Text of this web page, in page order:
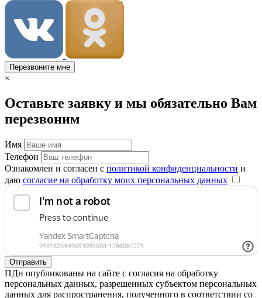
Перезвоните мне
×
Оставьте заявку и мы обязательно Вам
перезвоним
Имя
Телефон
Ознакомлен и согласен с политикой конфиденциальности и
даю согласие на обработку моих персональных данных
Отправить
ПДн опубликованы на сайте с согласия на обработку
персональных данных, разрешенных субъектом персональных
данных для распространения, полученного в соответствии со